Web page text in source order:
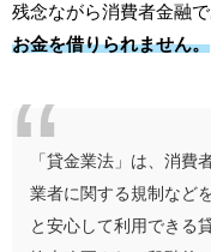
残念ながら消費者金融
お金を借りられません。
「貸金業法」は、消費
業者に関する規制など
と安心して利用できる